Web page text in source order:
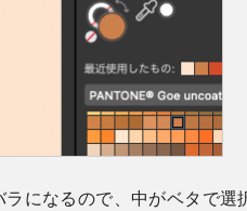
になるので、中がベタで